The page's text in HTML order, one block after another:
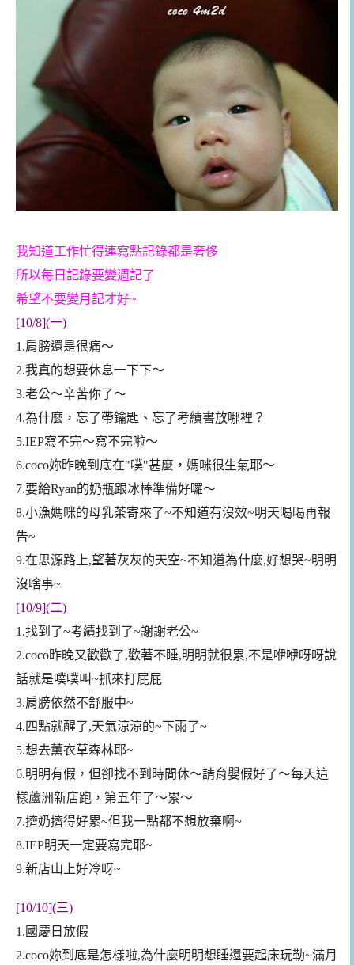
我知道工作忙得連寫點記錄都是奢侈
所以每日記錄要變週記了
希望不要變月記才好~
[10/8](一)
1.肩膀還是很痛～
2.我真的想要休息一下下～
3.老公～辛苦你了～
4.為什麼，忘了帶鑰匙、忘了考績書放哪裡？
5.IEP寫不完～寫不完啦～
6.coco妳昨晚到底在"噗"甚麼，媽咪很生氣耶～
7.要給Ryan的奶瓶跟冰棒準備好囉～
8.小漁媽咪的母乳茶寄來了~不知道有沒效~明天喝喝再報
告~
9.在思源路上,望著灰灰的天空~不知道為什麼,好想哭~明明
沒啥事~
[10/9](二)
1.找到了~考績找到了~謝謝老公~
2.coco昨晚又歡歡了,歡著不睡,明明就很累,不是咿咿呀呀說
話就是噗噗叫~抓來打屁屁
3.肩膀依然不舒服中~
4.四點就醒了,天氣涼涼的~下雨了~
5.想去薰衣草森林耶~
6.明明有假，但卻找不到時間休～請育嬰假好了～每天這
樣蘆洲新店跑，第五年了～累～
7.擠奶擠得好累~但我一點都不想放棄啊~
8.IEP明天一定要寫完耶~
9.新店山上好冷呀~
[10/10](三)
1.國慶日放假
2.coco妳到底是怎樣啦,為什麼明明想睡還要起床玩勒~滿月